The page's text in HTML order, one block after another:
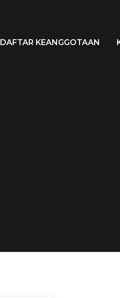
DAFTAR KEANGGOTAAN